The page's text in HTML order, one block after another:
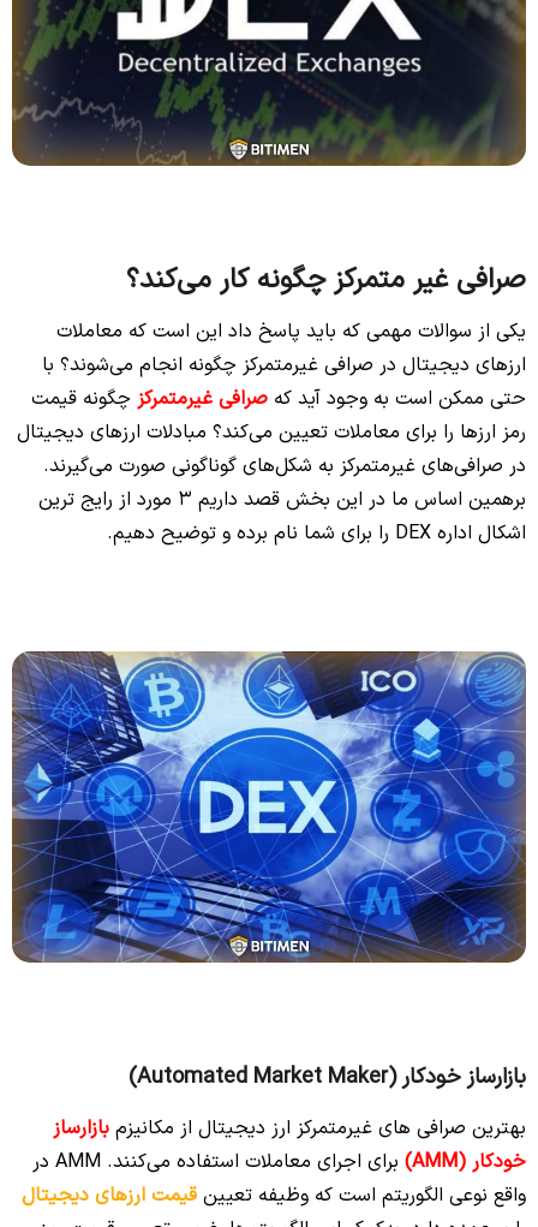
صرافی غیر متمرکز چگونه کار می‌کند؟
یکی از سوالات مهمی که باید پاسخ داد این است که معاملات
ارزهای دیجیتال در صرافی غیرمتمرکز چگونه انجام می‌شوند؟ با
حتی ممکن است به وجود آید که صرافی غیرمتمرکز چگونه قیمت
رمز ارزها را برای معاملات تعیین می‌کند؟ مبادلات ارزهای دیجیتال
در صرافی‌های غیرمتمرکز به شکل‌های گوناگونی صورت می‌گیرند.
برهمین اساس ما در این بخش قصد داریم 3 مورد از رایج ترین
اشکال اداره DEX را برای شما نام برده و توضیح دهیم.
بازارساز خودکار (Automated Market Maker)
بهترین صرافی‌ های غیرمتمرکز ارز دیجیتال از مکانیزم بازارساز
خودکار (AMM)
برای اجرای معاملات استفاده می‌کنند. AMM در
واقع نوعی الگوریتم است که وظیفه تعیین قیمت ارزهای دیجیتال